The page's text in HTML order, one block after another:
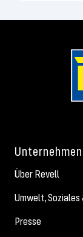
Unternehmen
Über Revell
Umwelt, Soziales
Presse